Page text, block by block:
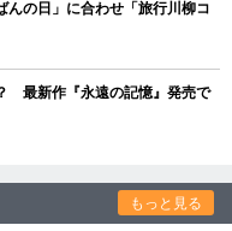
の日」に合わせ「旅行川柳コ
最新作『永遠の記憶』発売で
もっと見る